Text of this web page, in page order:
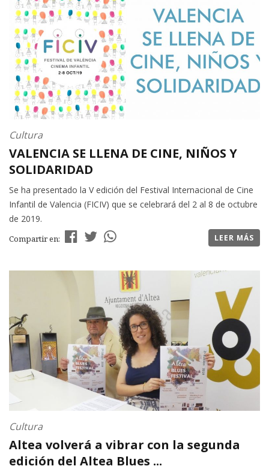
Cultura
VALENCIA SE LLENA DE CINE, NIÑOS Y
SOLIDARIDAD
Se ha presentado la V edición del Festival Internacional de Cine
Infantil de Valencia (FICIV) que se celebrará del 2 al 8 de octubre
de 2019.
Compartir en: LEER MÁS
Cultura
Altea volverá a vibrar con la segunda
edición del Altea Blues ...